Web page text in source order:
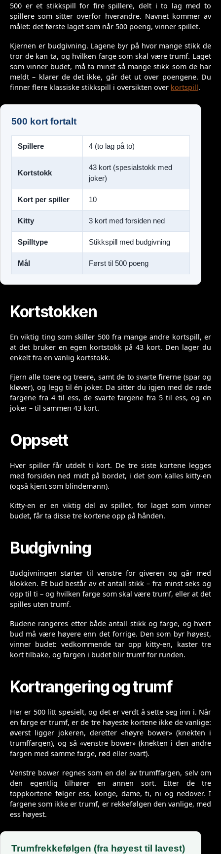
500 er et stikkspill for fire spillere, delt i to lag med to
spillere som sitter overfor hverandre. Navnet kommer av
målet: det første laget som når 500 poeng, vinner spillet.
Kjernen er budgivning. Lagene byr på hvor mange stikk de
tror de kan ta, og hvilken farge som skal være trumf. Laget
som vinner budet, må ta minst så mange stikk som de har
meldt – klarer de det ikke, går det ut over poengene. Du
finner flere klassiske stikkspill i oversikten over kortspill.
500 kort fortalt
Spillere 4 (to lag på to)
Kortstokk
43 kort (spesialstokk med
joker)
Kort per spiller 10
Kitty 3 kort med forsiden ned
Spilltype Stikkspill med budgivning
Mål Først til 500 poeng
Kortstokken
En viktig ting som skiller 500 fra mange andre kortspill, er
at det bruker en egen kortstokk på 43 kort. Den lager du
enkelt fra en vanlig kortstokk.
Fjern alle toere og treere, samt de to svarte firerne (spar og
kløver), og legg til én joker. Da sitter du igjen med de røde
fargene fra 4 til ess, de svarte fargene fra 5 til ess, og en
joker – til sammen 43 kort.
Oppsett
Hver spiller får utdelt ti kort. De tre siste kortene legges
med forsiden ned midt på bordet, i det som kalles kitty-en
(også kjent som blindemann).
Kitty-en er en viktig del av spillet, for laget som vinner
budet, får ta disse tre kortene opp på hånden.
Budgivning
Budgivningen starter til venstre for giveren og går med
klokken. Et bud består av et antall stikk – fra minst seks og
opp til ti – og hvilken farge som skal være trumf, eller at det
spilles uten trumf.
Budene rangeres etter både antall stikk og farge, og hvert
bud må være høyere enn det forrige. Den som byr høyest,
vinner budet: vedkommende tar opp kitty-en, kaster tre
kort tilbake, og fargen i budet blir trumf for runden.
Kortrangering og trumf
Her er 500 litt spesielt, og det er verdt å sette seg inn i. Når
en farge er trumf, er de tre høyeste kortene ikke de vanlige:
øverst ligger jokeren, deretter «høyre bower» (knekten i
trumffargen), og så «venstre bower» (knekten i den andre
fargen med samme farge, rød eller svart).
Venstre bower regnes som en del av trumffargen, selv om
den egentlig tilhører en annen sort. Etter de tre
toppkortene følger ess, konge, dame, ti, ni og nedover. I
fargene som ikke er trumf, er rekkefølgen den vanlige, med
ess høyest.
Trumfrekkefølgen (fra høyest til lavest)